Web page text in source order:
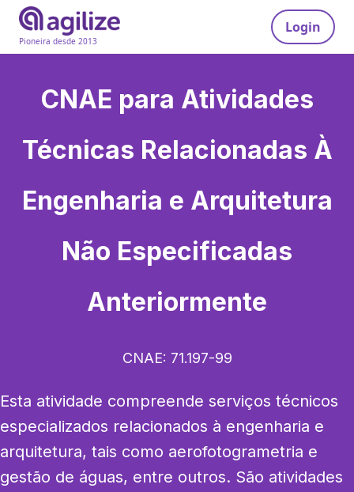
Pioneira desde 2013
Login
CNAE para Atividades
Técnicas Relacionadas À
Engenharia e Arquitetura
Não Especificadas
Anteriormente
CNAE: 71.197-99
Esta atividade compreende serviços técnicos
especializados relacionados à engenharia e
arquitetura, tais como aerofotogrametria e
gestão de águas, entre outros. São atividades